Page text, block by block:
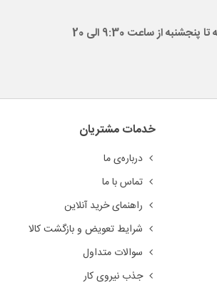
از ساعت 9:30 الی 20
خدمات مشتریان
درباره‌ی ما
تماس با ما
راهنمای خرید آنلاین
شرایط تعویض و بازگشت کالا
سوالات متداول
جذب نیروی کار